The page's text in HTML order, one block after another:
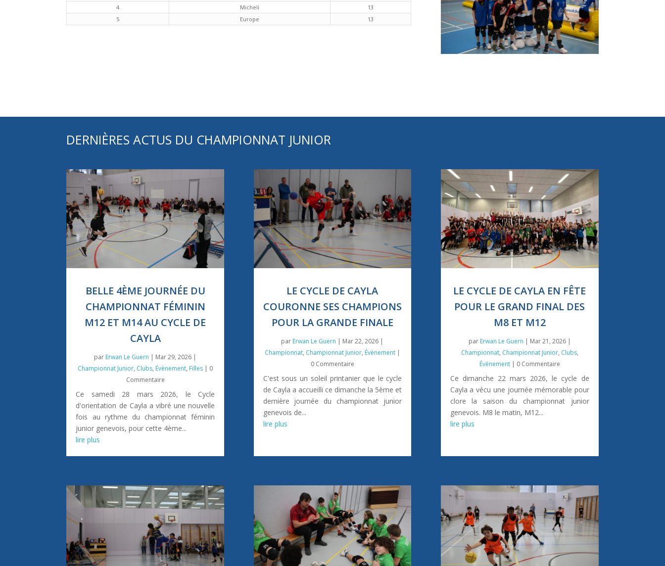
4
Micheli
13
5
Europe 13
DERNIÈRES ACTUS DU CHAMPIONNAT JUNIOR
BELLE 4ÈME JOURNÉE DU
CHAMPIONNAT FÉMININ
M12 ET M14 AU CYCLE DE
CAYLA
par Erwan Le Guern | Mar 29, 2026 |
Championnat Junior, Clubs, Évènement, Filles | 0
Commentaire
Ce samedi 28 mars 2026, le Cycle
d'orientation de Cayla a vibré une nouvelle
fois au rythme du championnat féminin
junior genevois, pour cette 4ème...
lire plus
LE CYCLE DE CAYLA
COURONNE SES CHAMPIONS
POUR LA GRANDE FINALE
par Erwan Le Guern | Mar 22, 2026 |
Championnat, Championnat Junior, Évènement|
0 Commentaire
C'est sous un soleil printanier que le cycle
de Cayla a accueilli ce dimanche la 5ème et
dernière journée du championnat junior
genevois de...
lire plus
LE CYCLE DE CAYLA EN FÊTE
POUR LE GRAND FINAL DES
M8 ET M12
par Erwan Le Guern | Mar 21, 2026|
Championnat, Championnat Junior, Clubs,
Évènement| 0 Commentaire
Ce dimanche 22 mars 2026, le cycle de
Cayla a vécu une journée mémorable pour
clore la saison du championnat junior
genevois. M8 le matin, M12...
lire plus